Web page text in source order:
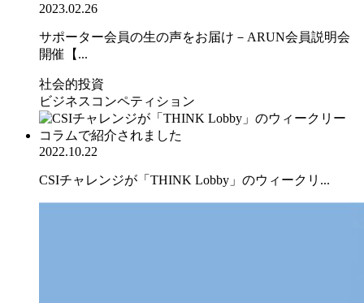
2023.02.26
サポーター会員の生の声をお届け－ARUN会員説明会
開催【...
社会的投資
ビジネスコンペティション
2022.10.22
CSIチャレンジが「THINK Lobby」のウィークリ...